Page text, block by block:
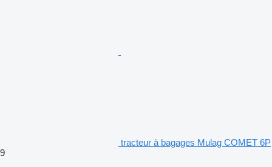
tracteur à bagages Mulag COMET 6P
9